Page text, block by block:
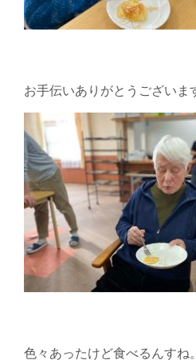
お手伝いありがとうございま
色々あったけど食べるんすね